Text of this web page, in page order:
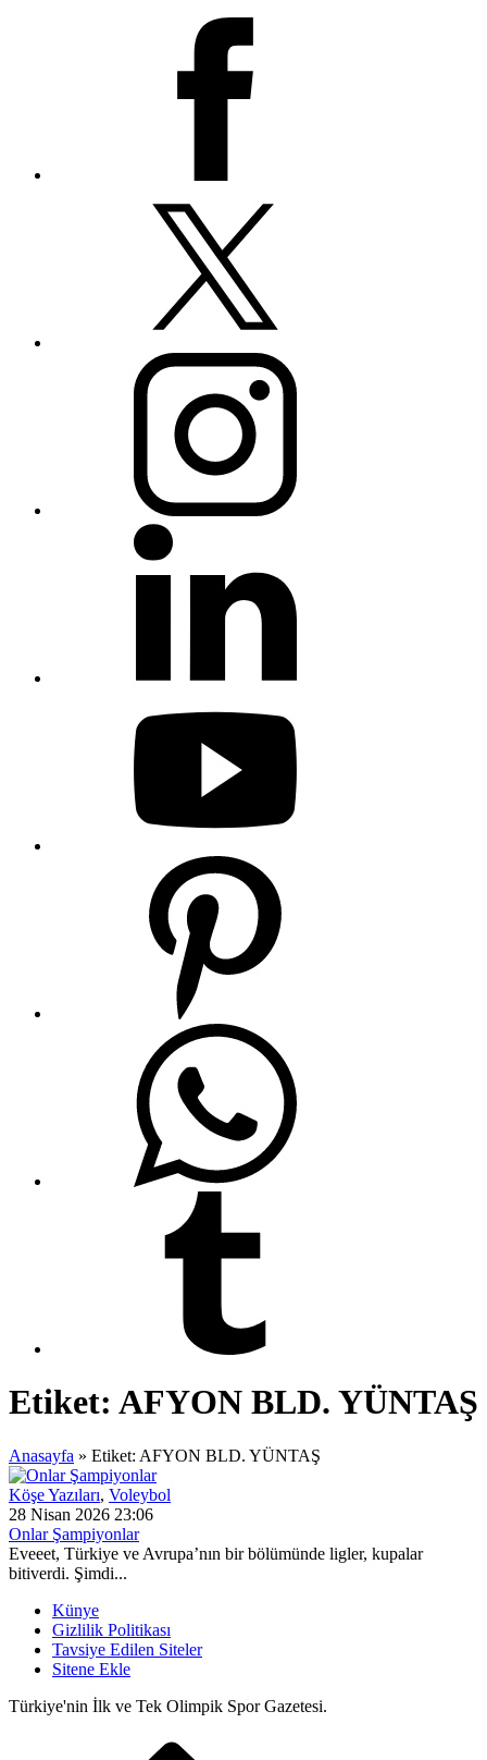
Etiket: AFYON BLD. YÜNTAŞ
Anasayfa » Etiket: AFYON BLD. YÜNTAŞ
Köşe Yazıları, Voleybol
28 Nisan 2026 23:06
Onlar Şampiyonlar
Eveeet, Türkiye ve Avrupa’nın bir bölümünde ligler, kupalar
bitiverdi. Şimdi...
Künye
Gizlilik Politikası
Tavsiye Edilen Siteler
Sitene Ekle
Türkiye'nin İlk ve Tek Olimpik Spor Gazetesi.